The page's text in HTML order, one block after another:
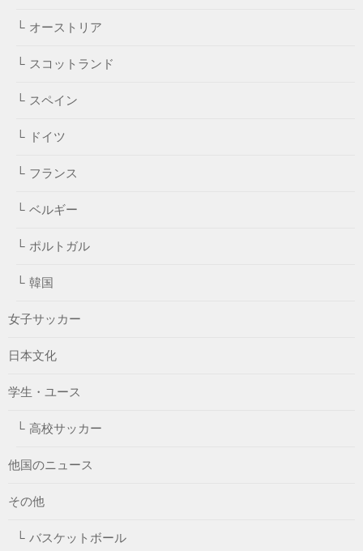
オーストリア
スコットランド
スペイン
ドイツ
フランス
ベルギー
ポルトガル
韓国
女子サッカー
日本文化
学生・ユース
高校サッカー
他国のニュース
その他
バスケットボール